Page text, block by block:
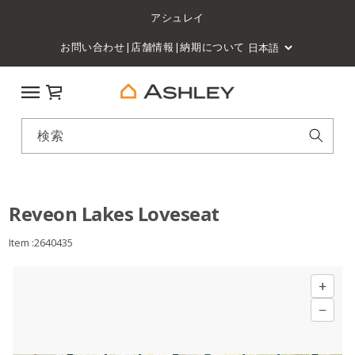
アシュレイ
お問い合わせ| 店舗情報 |納期について
検索
カート
Reveon Lakes Loveseat
Item :2640435
+
−